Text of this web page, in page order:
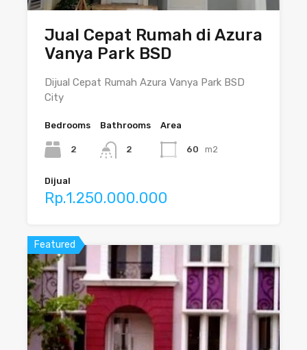
Jual Cepat Rumah di Azura
Vanya Park BSD
Dijual Cepat Rumah Azura Vanya Park BSD
City
Bedrooms
2
Bathrooms
2
Area
60 m2
Dijual
Rp.1.250.000.000
Featured